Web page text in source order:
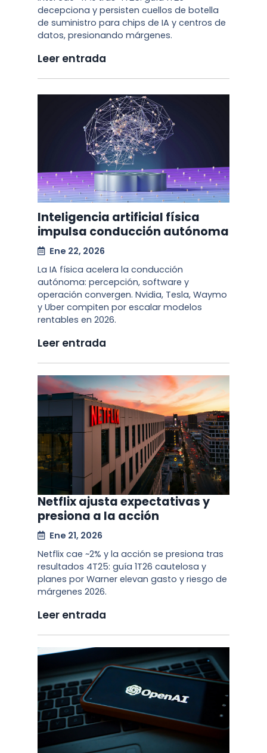
decepciona y persisten cuellos de botella
de suministro para chips de IA y centros de
datos, presionando márgenes.
Leer entrada
Inteligencia artificial física
impulsa conducción autónoma
Ene 22, 2026
La IA física acelera la conducción
autónoma: percepción, software y
operación convergen. Nvidia, Tesla, Waymo
y Uber compiten por escalar modelos
rentables en 2026.
Leer entrada
Netflix ajusta expectativas y
presiona a la acción
Ene 21, 2026
Netflix cae ~2% y la acción se presiona tras
resultados 4T25: guía 1T26 cautelosa y
planes por Warner elevan gasto y riesgo de
márgenes 2026.
Leer entrada